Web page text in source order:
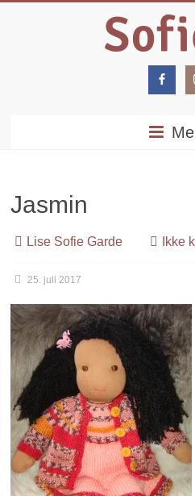
Jasmin
Lise Sofie Garde Ikke
25. juli 2017